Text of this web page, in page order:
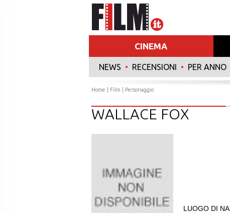
CINEMA
NEWS • RECENSIONI • PER ANNO
Home Film | Personaggio
WALLACE FOX
LUOGO DI